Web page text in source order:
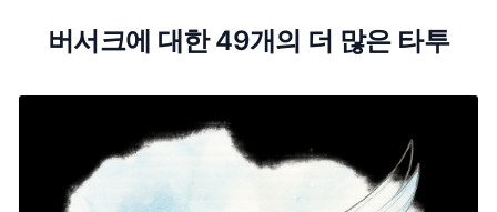
버서크에 대한 49개의 더 많은 타투